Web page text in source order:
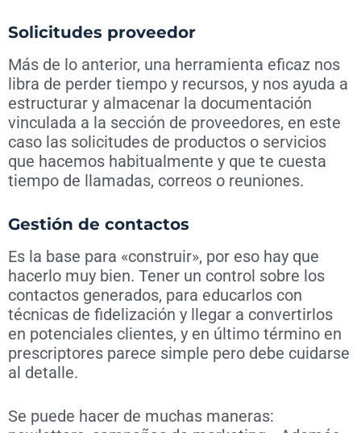
Solicitudes proveedor
Más de lo anterior, una herramienta eficaz nos
libra de perder tiempo y recursos, y nos ayuda a
estructurar y almacenar la documentación
vinculada a la sección de proveedores, en este
caso las solicitudes de productos o servicios
que hacemos habitualmente y que te cuesta
tiempo de llamadas, correos o reuniones.
Gestión de contactos
Es la base para «construir», por eso hay que
hacerlo muy bien. Tener un control sobre los
contactos generados, para educarlos con
técnicas de fidelización y llegar a convertirlos
en potenciales clientes, y en último término en
prescriptores parece simple pero debe cuidarse
al detalle.
Se puede hacer de muchas maneras: